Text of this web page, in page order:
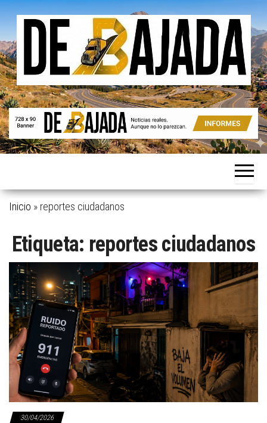
Saltar
contenido
De
Bajada
Noticias
Aunque
parezcan.
Inicio » reportes ciudadanos
Etiqueta: reportes ciudadanos
30/04/2026